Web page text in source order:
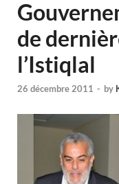
de
l’Istiqlal
26 décembre 2011 - by